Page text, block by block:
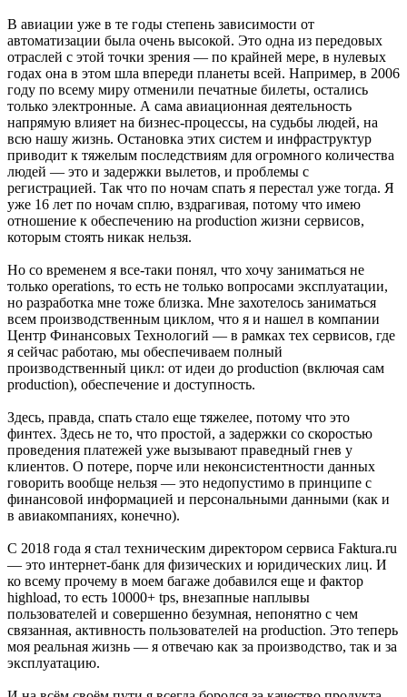
В авиации уже в те годы степень зависимости от
автоматизации была очень высокой. Это одна из передовых
отраслей с этой точки зрения — по крайней мере, в нулевых
годах она в этом шла впереди планеты всей. Например, в 2006
году по всему миру отменили печатные билеты, остались
только электронные. А сама авиационная деятельность
напрямую влияет на бизнес-процессы, на судьбы людей, на
всю нашу жизнь. Остановка этих систем и инфраструктур
приводит к тяжелым последствиям для огромного количества
людей — это и задержки вылетов, и проблемы с
регистрацией. Так что по ночам спать я перестал уже тогда. Я
уже 16 лет по ночам сплю, вздрагивая, потому что имею
отношение к обеспечению на production жизни сервисов,
которым стоять никак нельзя.
Но со временем я все-таки понял, что хочу заниматься не
только operations, то есть не только вопросами эксплуатации,
но разработка мне тоже близка. Мне захотелось заниматься
всем производственным циклом, что я и нашел в компании
Центр Финансовых Технологий — в рамках тех сервисов, где
я сейчас работаю, мы обеспечиваем полный
производственный цикл: от идеи до production (включая сам
production), обеспечение и доступность.
Здесь, правда, спать стало еще тяжелее, потому что это
финтех. Здесь не то, что простой, а задержки со скоростью
проведения платежей уже вызывают праведный гнев у
клиентов. О потере, порче или неконсистентности данных
говорить вообще нельзя — это недопустимо в принципе с
финансовой информацией и персональными данными (как и
в авиакомпаниях, конечно).
С 2018 года я стал техническим директором сервиса Faktura.ru
— это интернет-банк для физических и юридических лиц. И
ко всему прочему в моем багаже добавился еще и фактор
highload, то есть 10000+ tps, внезапные наплывы
пользователей и совершенно безумная, непонятно с чем
связанная, активность пользователей на production. Это теперь
моя реальная жизнь — я отвечаю как за производство, так и за
эксплуатацию.